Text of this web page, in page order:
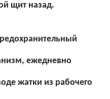
щит назад.
ежедневно
жатки из рабочего